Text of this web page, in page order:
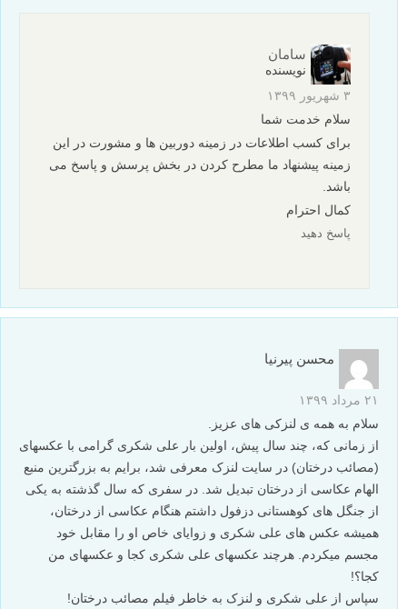
سامان
نویسنده
۳ شهریور ۱۳۹۹
سلام خدمت شما
برای کسب اطلاعات در زمینه دوربین ها و مشورت در این
زمینه پیشنهاد ما مطرح کردن در بخش پرسش و پاسخ می
باشد.
کمال احترام
پاسخ دهید
محسن پیرنیا
۲۱ مرداد ۱۳۹۹
سلام به همه ی لنزکی های عزیز.
از زمانی که، چند سال پیش، اولین بار علی شکری گرامی با عکسهای
(مصائب درختان) در سایت لنزک معرفی شد، برایم به بزرگترین منبع
الهام عکاسی از درختان تبدیل شد. در سفری که سال گذشته به یکی
از جنگل های کوهستانی دزفول داشتم هنگام عکاسی از درختان،
همیشه عکس های علی شکری و زوایای خاص او را مقابل خود
مجسم میکردم. هرچند عکسهای علی شکری کجا و عکسهای من
کجا؟!
سپاس از علی شکری و لنزک به خاطر فیلم مصائب درختان!